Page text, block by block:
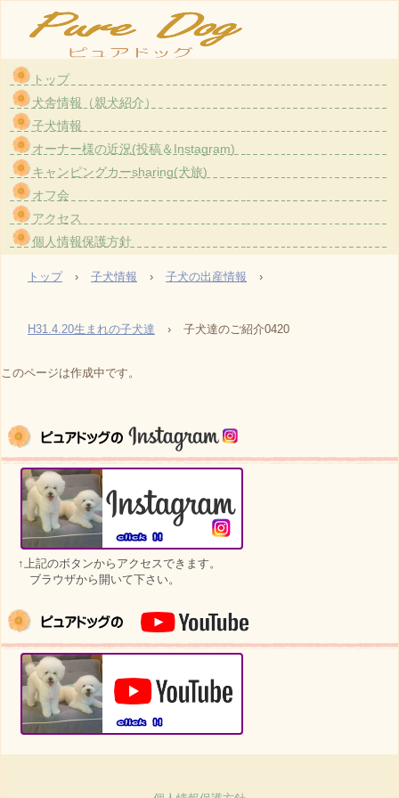
大阪・茨木のトイプードル〈ホワイト）専門のブリーダー『ピュアドッグ』です。愛情た
っぷりで育てている親犬から生まれた子犬をお譲りしております。
TEL: 090-8790-8111
E-mail: uxu.rvpark.puredog@gmail.com
〒567-0851 大阪府茨木市真砂1-2-30
トップ
犬舎情報（親犬紹介）
子犬情報
オーナー様の近況(投稿＆Instagram)
キャンピングカーsharing(犬旅)
オフ会
アクセス
個人情報保護方針
トップ › 子犬情報 › 子犬の出産情報 ›
H31.4.20生まれの子犬達 › 子犬達のご紹介0420
このページは作成中です。
↑上記のボタンからアクセスできます。
ブラウザから開いて下さい。